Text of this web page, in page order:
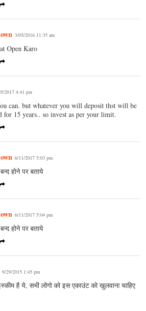
3/05/2016 11:35 am
Open Karo
2017 4:41 pm
can. but whatever you will deposit thst will be
for 15 years.. so invest as per your limit.
6/11/2017 5:03 pm
होने पर बताये
6/11/2017 5:04 pm
होने पर बताये
9/29/2015 1:45 pm
है ये, सभी लोगो को इस एकाउंट को खुलवाना चाहिए